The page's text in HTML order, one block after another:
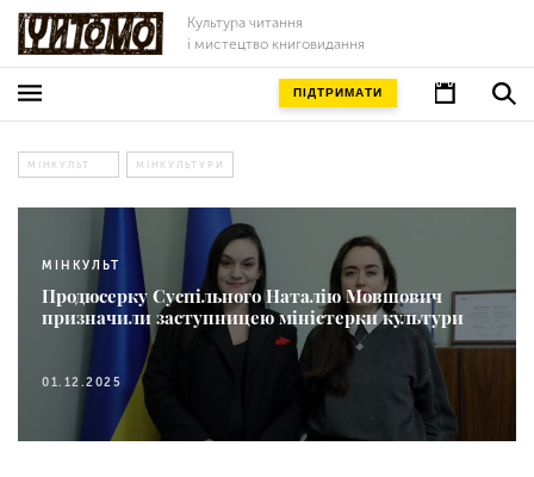
Культура читання
і мистецтво книговидання
ПІДТРИМАТИ
МІНКУЛЬТ МІНКУЛЬТУРИ
МІНКУЛЬТ
Продюсерку Суспільного Наталію Мовшович
призначили заступницею міністерки культури
01.12.2025